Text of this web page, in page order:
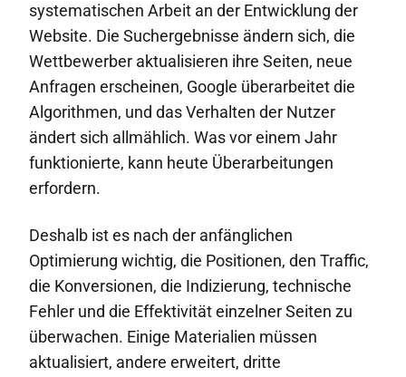
systematischen Arbeit an der Entwicklung der
Website. Die Suchergebnisse ändern sich, die
Wettbewerber aktualisieren ihre Seiten, neue
Anfragen erscheinen, Google überarbeitet die
Algorithmen, und das Verhalten der Nutzer
ändert sich allmählich. Was vor einem Jahr
funktionierte, kann heute Überarbeitungen
erfordern.
Deshalb ist es nach der anfänglichen
Optimierung wichtig, die Positionen, den Traffic,
die Konversionen, die Indizierung, technische
Fehler und die Effektivität einzelner Seiten zu
überwachen. Einige Materialien müssen
aktualisiert, andere erweitert, dritte